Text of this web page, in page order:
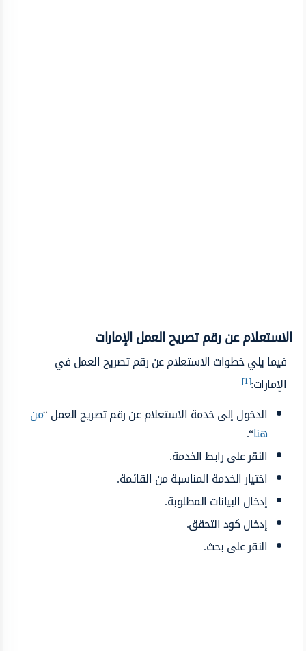
الاستعلام عن رقم تصريح العمل الإمارات
فيما يلي خطوات الاستعلام عن رقم تصريح العمل في
الإمارات:[1]
الدخول إلى خدمة الاستعلام عن رقم تصريح العمل “من
هنا“.
النقر على رابط الخدمة.
اختيار الخدمة المناسبة من القائمة.
إدخال البيانات المطلوبة.
إدخال كود التحقق.
النقر على بحث.